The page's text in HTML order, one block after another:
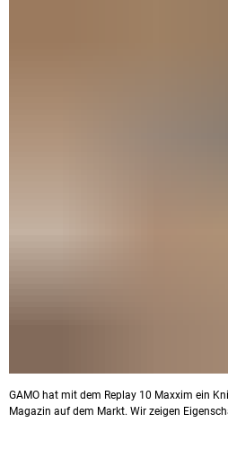
GAMO hat mit dem Replay 10 Maxxim ein
Magazin auf dem Markt. Wir zeigen